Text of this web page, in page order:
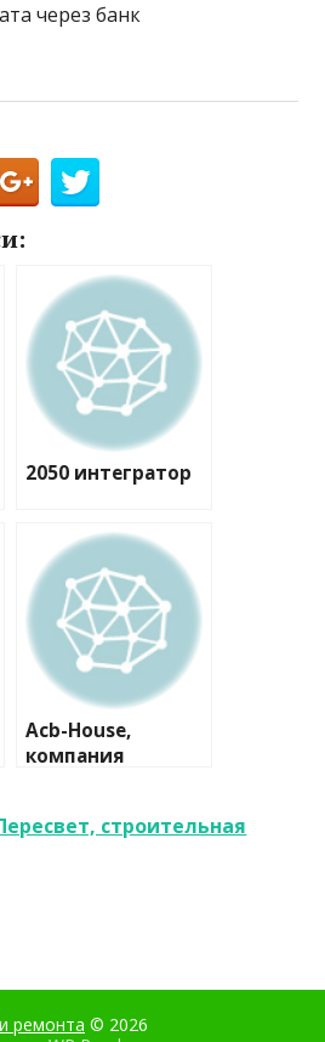
через банк
2050 интегратор
Acb-House,
компания
строительная
ремонта © 2026